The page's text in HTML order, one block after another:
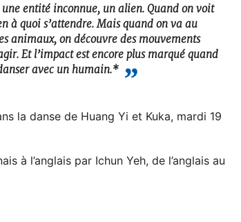
entité inconnue, un alien. Quand on voit
à quoi s’attendre. Mais quand on va au
animaux, on découvre des mouvements
Et l’impact est encore plus marqué quand
avec un humain.*
la danse de Huang Yi et Kuka, mardi 19
à l’anglais par Ichun Yeh, de l’anglais au